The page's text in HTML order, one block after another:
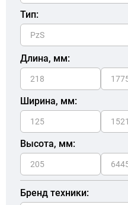
Тип:
Длина, мм:
Ширина, мм:
Высота, мм:
Бренд техники: